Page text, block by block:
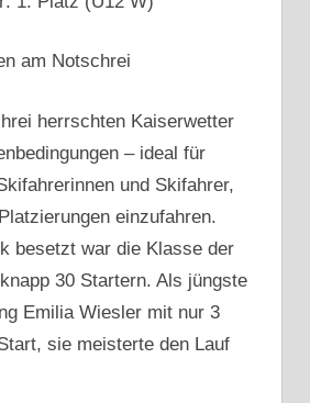
am Notschrei
herrschten Kaiserwetter
– ideal für
und Skifahrer,
einzufahren.
besetzt war die Klasse der
30 Startern. Als jüngste
Emilia Wiesler mit nur 3
sie meisterte den Lauf